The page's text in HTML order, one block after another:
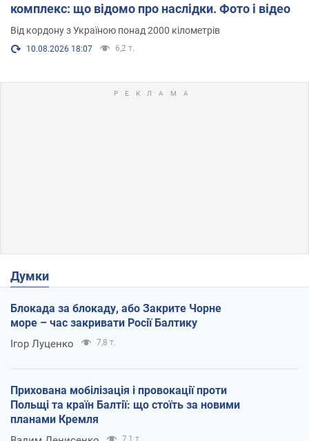
комплекс: що відомо про наслідки. Фото і відео
Від кордону з Україною понад 2000 кілометрів
10.08.2026 18:07 6,2 т.
Думки
Блокада за блокаду, або Закрите Чорне
море – час закривати Росії Балтику
Ігор Луценко 7,8 т.
Прихована мобілізація і провокації проти
Польщі та країн Балтії: що стоїть за новими
планами Кремля
7,1 т.